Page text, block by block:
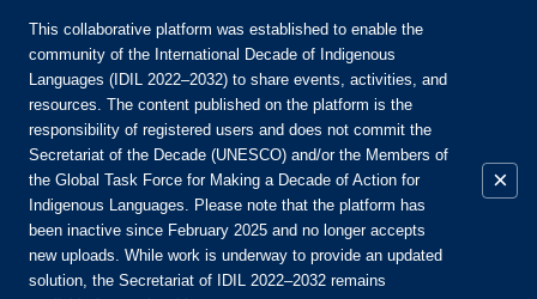
Únete a la comunidad:
Login
ES
EN
FR
This collaborative platform was established to enable the
community of the International Decade of Indigenous
Languages (IDIL 2022–2032) to share events, activities, and
resources. The content published on the platform is the
responsibility of registered users and does not commit the
Secretariat of the Decade (UNESCO) and/or the Members of
the Global Task Force for Making a Decade of Action for
Indigenous Languages. Please note that the platform has
been inactive since February 2025 and no longer accepts
new uploads. While work is underway to provide an updated
solution, the Secretariat of IDIL 2022–2032 remains
×